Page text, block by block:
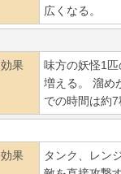
広くなる。
効果
味方の妖怪1
増える。 溜め
での時間は約
効果
タンク、レン